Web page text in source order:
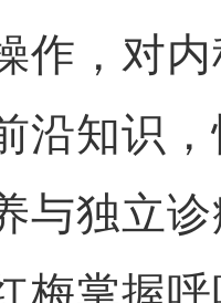
作，对
沿知识
与独立
梅掌握